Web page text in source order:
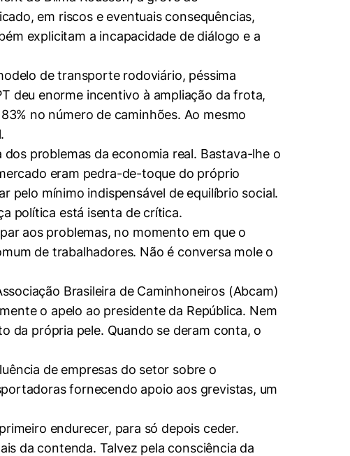
em riscos e eventuais consequências,
explicitam a incapacidade de diálogo e a
de transporte rodoviário, péssima
deu enorme incentivo à ampliação da frota,
no número de caminhões. Ao mesmo
problemas da economia real. Bastava-lhe o
eram pedra-de-toque do próprio
pelo mínimo indispensável de equilíbrio social.
política está isenta de crítica.
aos problemas, no momento em que o
de trabalhadores. Não é conversa mole o
Brasileira de Caminhoneiros (Abcam)
o apelo ao presidente da República. Nem
da própria pele. Quando se deram conta, o
de empresas do setor sobre o
fornecendo apoio aos grevistas, um
endurecer, para só depois ceder.
da contenda. Talvez pela consciência da